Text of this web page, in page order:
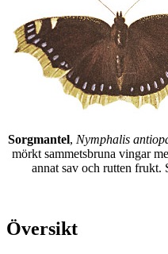
Sorgmantel, Nymphalis
mörkt sammetsbruna vingar
annat sav och rutten frukt.
Översikt